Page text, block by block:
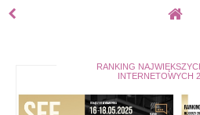
RANKING
INTERNETOWYCH